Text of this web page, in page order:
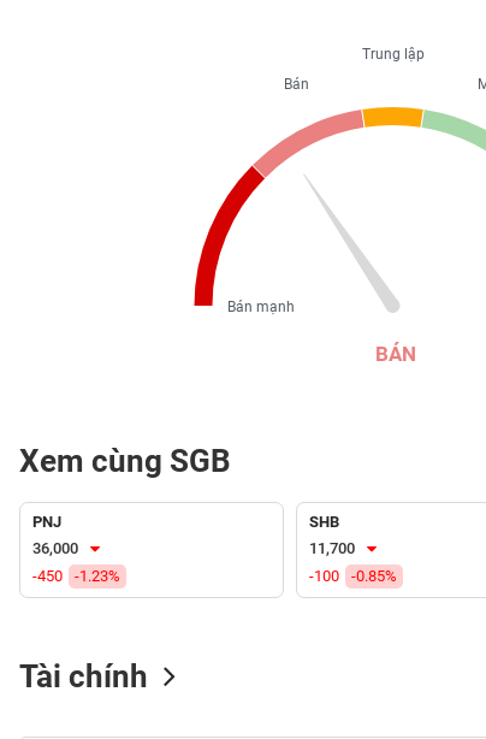
BÁN
Trung lập
Bán
Bán mạnh
Xem cùng SGB
PNJ
36,000
-450
-1.23%
SHB
11,700
-100
-0.85%
Tài chính
(-)
VS-
SECTOR